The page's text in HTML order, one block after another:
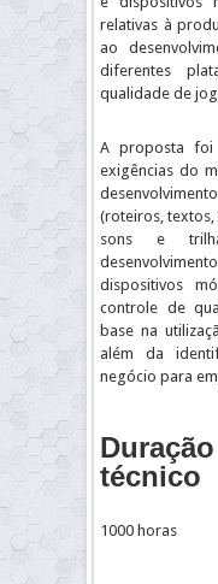
relativas à
ao
diferentes
qualidade de
A proposta foi
exigências do
(roteiros, textos,
sons e
dispositivos
controle de
base na
além da
negócio para
técnico
1000 horas